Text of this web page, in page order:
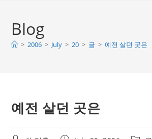
Blog
> 2006 > July > 20 > 글 > 예전 살던 곳은
예전 살던 곳은